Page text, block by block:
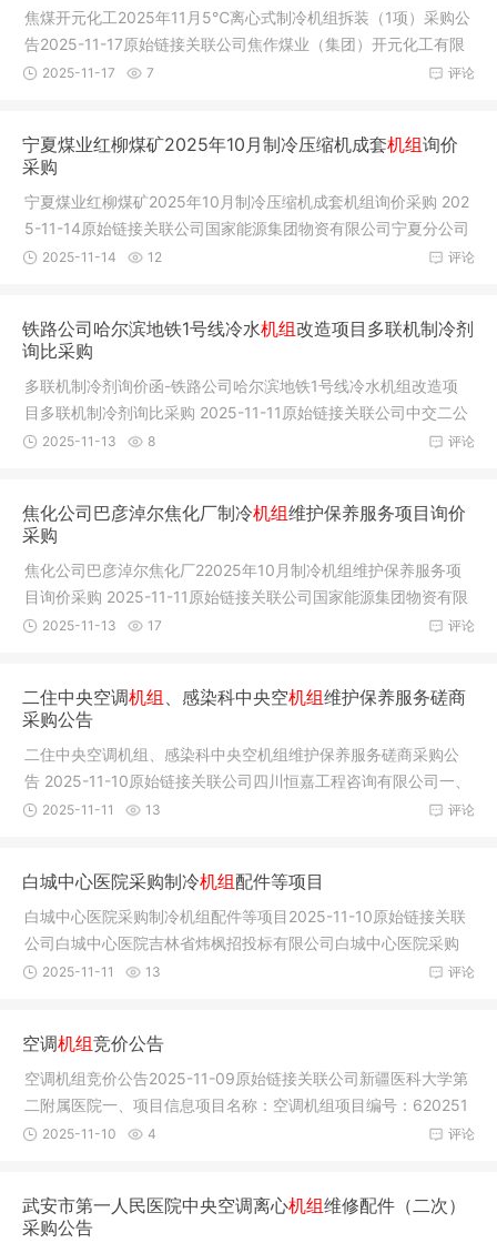
焦煤开元化工2025年11月5℃离心式制冷机组拆装（1项）采购公
告2025-11-17原始链接关联公司焦作煤业（集团）开元化工有限
责任公司
评论
2025-11-17 7
宁夏煤业红柳煤矿2025年10月制冷压缩机成套机组询价
采购
宁夏煤业红柳煤矿2025年10月制冷压缩机成套机组询价采购 202
5-11-14原始链接关联公司国家能源集团物资有限公司宁夏分公司
国家能
评论
2025-11-14 12
铁路公司哈尔滨地铁1号线冷水机组改造项目多联机制冷剂
询比采购
多联机制冷剂询价函-铁路公司哈尔滨地铁1号线冷水机组改造项
目多联机制冷剂询比采购 2025-11-11原始链接关联公司中交二公
局铁路
评论
2025-11-13 8
焦化公司巴彦淖尔焦化厂制冷机组维护保养服务项目询价
采购
焦化公司巴彦淖尔焦化厂22025年10月制冷机组维护保养服务项
目询价采购 2025-11-11原始链接关联公司国家能源集团物资有限
公司宁夏
评论
2025-11-13 17
二住中央空调机组 、感染科中央空机组维护保养服务磋商
采购公告
二住中央空调机组、感染科中央空机组维护保养服务磋商采购公
告 2025-11-10原始链接关联公司四川恒嘉工程咨询有限公司一、
采购项
评论
2025-11-11 13
白城中心医院采购制冷机组配件等项目
白城中心医院采购制冷机组配件等项目2025-11-10原始链接关联
公司白城中心医院吉林省炜枫招投标有限公司白城中心医院采购
制冷机组
评论
2025-11-11 13
空调机组竞价公告
空调机组竞价公告2025-11-09原始链接关联公司新疆医科大学第
二附属医院一、项目信息项目名称：空调机组项目编号：620251
10979887
评论
2025-11-10 4
武安市第一人民医院中央空调离心机组维修配件（二次）
采购公告